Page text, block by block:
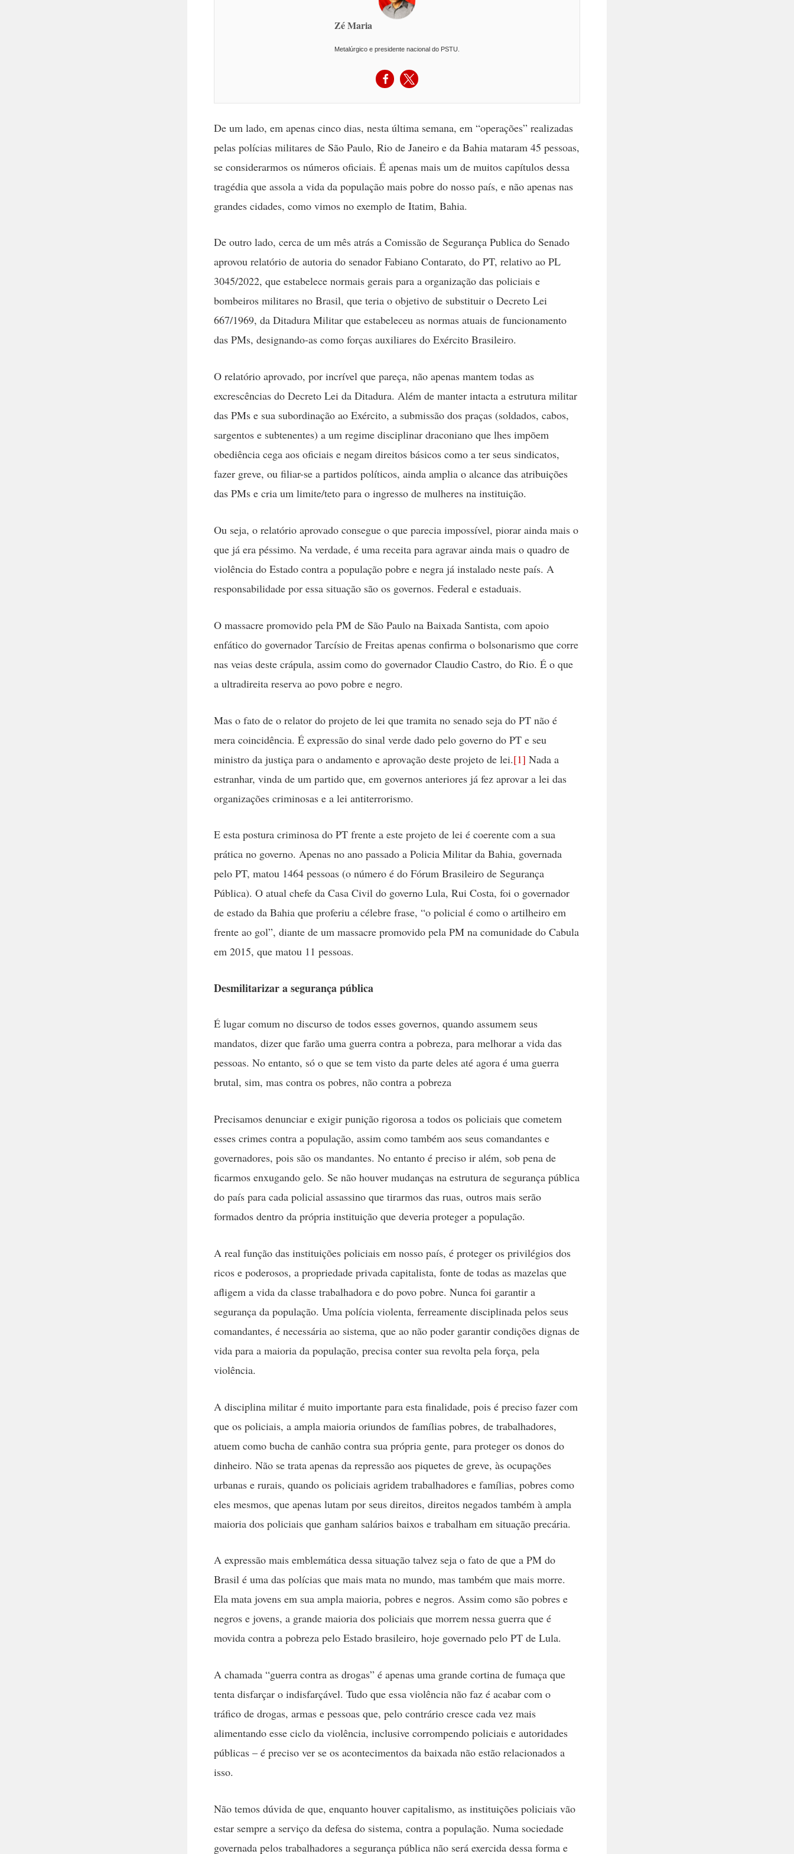
Zé Maria
Metalúrgico e presidente nacional do PSTU.
De um lado, em apenas cinco dias, nesta última semana, em “operações” realizadas
pelas polícias militares de São Paulo, Rio de Janeiro e da Bahia mataram 45 pessoas,
se considerarmos os números oficiais. É apenas mais um de muitos capítulos dessa
tragédia que assola a vida da população mais pobre do nosso país, e não apenas nas
grandes cidades, como vimos no exemplo de Itatim, Bahia.
De outro lado, cerca de um mês atrás a Comissão de Segurança Publica do Senado
aprovou relatório de autoria do senador Fabiano Contarato, do PT, relativo ao PL
3045/2022, que estabelece normais gerais para a organização das policiais e
bombeiros militares no Brasil, que teria o objetivo de substituir o Decreto Lei
667/1969, da Ditadura Militar que estabeleceu as normas atuais de funcionamento
das PMs, designando-as como forças auxiliares do Exército Brasileiro.
O relatório aprovado, por incrível que pareça, não apenas mantem todas as
excrescências do Decreto Lei da Ditadura. Além de manter intacta a estrutura militar
das PMs e sua subordinação ao Exército, a submissão dos praças (soldados, cabos,
sargentos e subtenentes) a um regime disciplinar draconiano que lhes impõem
obediência cega aos oficiais e negam direitos básicos como a ter seus sindicatos,
fazer greve, ou filiar-se a partidos políticos, ainda amplia o alcance das atribuições
das PMs e cria um limite/teto para o ingresso de mulheres na instituição.
Ou seja, o relatório aprovado consegue o que parecia impossível, piorar ainda mais o
que já era péssimo. Na verdade, é uma receita para agravar ainda mais o quadro de
violência do Estado contra a população pobre e negra já instalado neste país. A
responsabilidade por essa situação são os governos. Federal e estaduais.
O massacre promovido pela PM de São Paulo na Baixada Santista, com apoio
enfático do governador Tarcísio de Freitas apenas confirma o bolsonarismo que corre
nas veias deste crápula, assim como do governador Claudio Castro, do Rio. É o que
a ultradireita reserva ao povo pobre e negro.
Mas o fato de o relator do projeto de lei que tramita no senado seja do PT não é
mera coincidência. É expressão do sinal verde dado pelo governo do PT e seu
ministro da justiça para o andamento e aprovação deste projeto de lei.[1] Nada a
estranhar, vinda de um partido que, em governos anteriores já fez aprovar a lei das
organizações criminosas e a lei antiterrorismo.
E esta postura criminosa do PT frente a este projeto de lei é coerente com a sua
prática no governo. Apenas no ano passado a Policia Militar da Bahia, governada
pelo PT, matou 1464 pessoas (o número é do Fórum Brasileiro de Segurança
Pública). O atual chefe da Casa Civil do governo Lula, Rui Costa, foi o governador
de estado da Bahia que proferiu a célebre frase, “o policial é como o artilheiro em
frente ao gol”, diante de um massacre promovido pela PM na comunidade do Cabula
em 2015, que matou 11 pessoas.
Desmilitarizar a segurança pública
É lugar comum no discurso de todos esses governos, quando assumem seus
mandatos, dizer que farão uma guerra contra a pobreza, para melhorar a vida das
pessoas. No entanto, só o que se tem visto da parte deles até agora é uma guerra
brutal, sim, mas contra os pobres, não contra a pobreza
Precisamos denunciar e exigir punição rigorosa a todos os policiais que cometem
esses crimes contra a população, assim como também aos seus comandantes e
governadores, pois são os mandantes. No entanto é preciso ir além, sob pena de
ficarmos enxugando gelo. Se não houver mudanças na estrutura de segurança pública
do país para cada policial assassino que tirarmos das ruas, outros mais serão
formados dentro da própria instituição que deveria proteger a população.
A real função das instituições policiais em nosso país, é proteger os privilégios dos
ricos e poderosos, a propriedade privada capitalista, fonte de todas as mazelas que
afligem a vida da classe trabalhadora e do povo pobre. Nunca foi garantir a
segurança da população. Uma polícia violenta, ferreamente disciplinada pelos seus
comandantes, é necessária ao sistema, que ao não poder garantir condições dignas de
vida para a maioria da população, precisa conter sua revolta pela força, pela
violência.
A disciplina militar é muito importante para esta finalidade, pois é preciso fazer com
que os policiais, a ampla maioria oriundos de famílias pobres, de trabalhadores,
atuem como bucha de canhão contra sua própria gente, para proteger os donos do
dinheiro. Não se trata apenas da repressão aos piquetes de greve, às ocupações
urbanas e rurais, quando os policiais agridem trabalhadores e famílias, pobres como
eles mesmos, que apenas lutam por seus direitos, direitos negados também à ampla
maioria dos policiais que ganham salários baixos e trabalham em situação precária.
A expressão mais emblemática dessa situação talvez seja o fato de que a PM do
Brasil é uma das polícias que mais mata no mundo, mas também que mais morre.
Ela mata jovens em sua ampla maioria, pobres e negros. Assim como são pobres e
negros e jovens, a grande maioria dos policiais que morrem nessa guerra que é
movida contra a pobreza pelo Estado brasileiro, hoje governado pelo PT de Lula.
A chamada “guerra contra as drogas” é apenas uma grande cortina de fumaça que
tenta disfarçar o indisfarçável. Tudo que essa violência não faz é acabar com o
tráfico de drogas, armas e pessoas que, pelo contrário cresce cada vez mais
alimentando esse ciclo da violência, inclusive corrompendo policiais e autoridades
públicas – é preciso ver se os acontecimentos da baixada não estão relacionados a
isso.
Não temos dúvida de que, enquanto houver capitalismo, as instituições policiais vão
estar sempre a serviço da defesa do sistema, contra a população. Numa sociedade
governada pelos trabalhadores a segurança pública não será exercida dessa forma e